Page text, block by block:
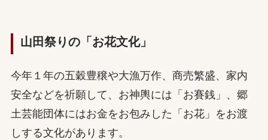
山田祭りの「お花文化」
今年１年の五穀豊穣や大漁万作、商売繁盛、家内
安全などを祈願して、お神輿には「お賽銭」、郷
土芸能団体にはお金をお包みした「お花」をお渡
しする文化があります。